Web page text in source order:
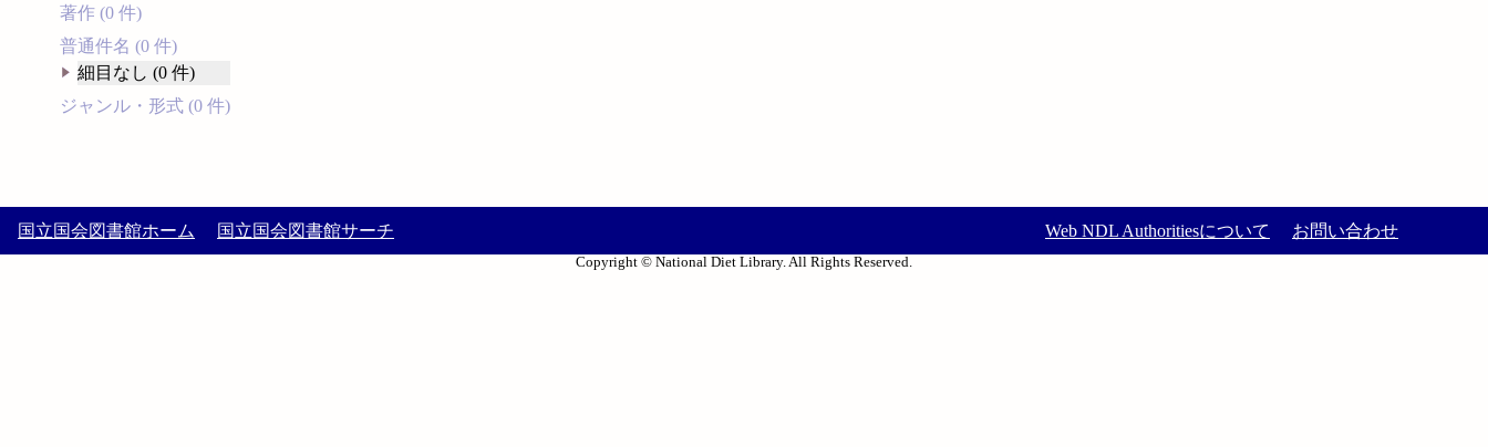
著作 (0 件)
普通件名 (0 件)
細目なし (0 件)
ジャンル・形式 (0 件)
国立国会図書館ホーム 国立国会図書館サーチ Web NDL Authoritiesについて お問い合わせ
Copyright © National Diet Library. All Rights Reserved.